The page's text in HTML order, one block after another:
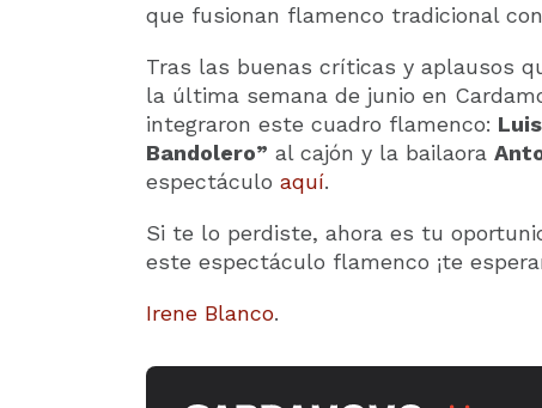
que fusionan flamenco tradicional
Tras las buenas críticas y aplausos
la última semana de junio en
integraron este cuadro flamenco:
Bandolero” al cajón y la bailaora
espectáculo aquí.
Si te lo perdiste, ahora es tu
este espectáculo flamenco ¡te
Irene Blanco.